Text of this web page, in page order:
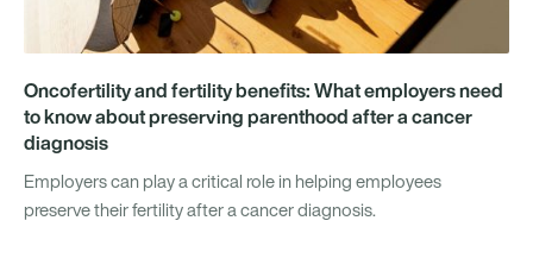
Oncofertility and fertility benefits: What employers need
to know about preserving parenthood after a cancer
diagnosis
Employers can play a critical role in helping employees
preserve their fertility after a cancer diagnosis.